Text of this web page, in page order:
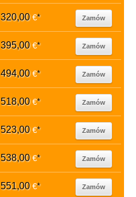
320,00€* Zamów
395,00€* Zamów
494,00€* Zamów
518,00€* Zamów
523,00€* Zamów
538,00€* Zamów
551,00€* Zamów